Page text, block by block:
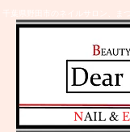
千葉県野田市のネイルサロン、ま
​NAIL & E